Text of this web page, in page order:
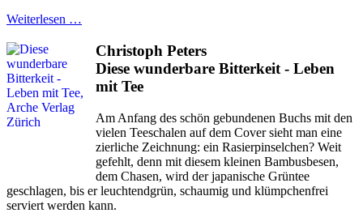
Weiterlesen …
Christoph Peters
Diese wunderbare Bitterkeit - Leben
mit Tee
Am Anfang des schön gebundenen Buchs mit den
vielen Teeschalen auf dem Cover sieht man eine
zierliche Zeichnung: ein Rasierpinselchen? Weit
gefehlt, denn mit diesem kleinen Bambusbesen,
dem Chasen, wird der japanische Grüntee
geschlagen, bis er leuchtendgrün, schaumig und klümpchenfrei
serviert werden kann.